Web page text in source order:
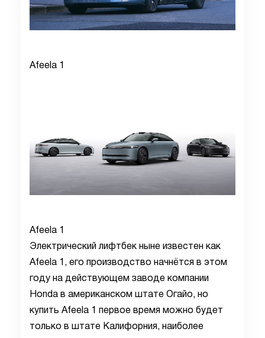
Afeela 1
Afeela 1
Электрический лифтбек ныне известен как
Afeela 1, его производство начнётся в этом
году на действующем заводе компании
Honda в американском штате Огайо, но
купить Afeela 1 первое время можно будет
только в штате Калифорния, наиболее